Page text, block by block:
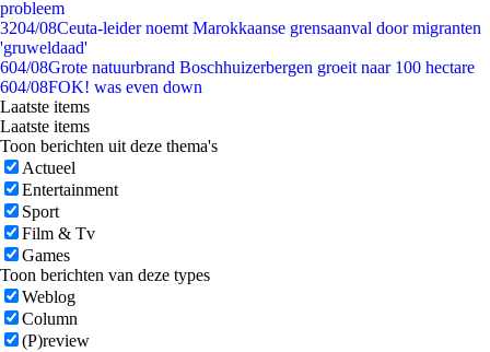
probleem
3204/08Ceuta-leider noemt Marokkaanse grensaanval door migranten
'gruweldaad'
604/08Grote natuurbrand Boschhuizerbergen groeit naar 100 hectare
604/08FOK! was even down
Laatste items
Laatste items
Toon berichten uit deze thema's
Actueel
Entertainment
Sport
Film & Tv
Games
Toon berichten van deze types
Weblog
Column
(P)review